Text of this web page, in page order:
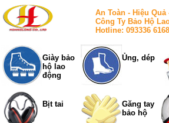
An Toàn - Hiệu
Công Ty Bảo Hộ
Hotline: 093336
Giày bảo
hộ lao
động
Ủng, dép
Bịt tai
Găng tay
bảo hộ